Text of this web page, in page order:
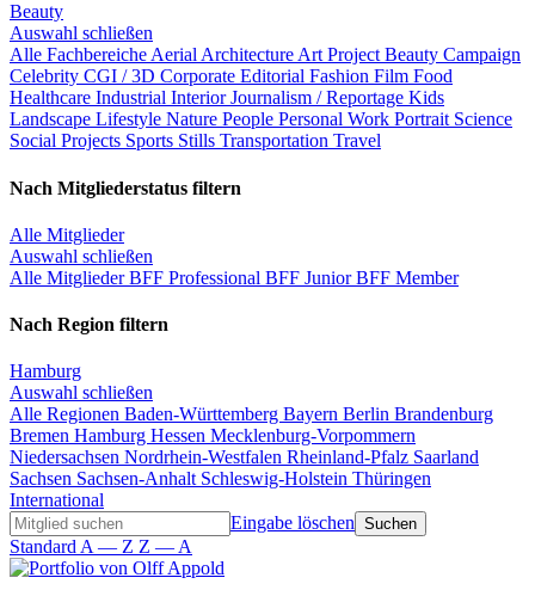
Beauty
Auswahl schließen
Alle Fachbereiche Aerial Architecture Art Project Beauty Campaign
Celebrity CGI / 3D Corporate Editorial Fashion Film Food
Healthcare Industrial InteriorJournalism / Reportage Kids
Landscape Lifestyle Nature People Personal Work Portrait Science
Social Projects Sports Stills Transportation Travel
Nach Mitgliederstatus filtern
Alle Mitglieder
Auswahl schließen
Alle MitgliederBFF Professional BFF JuniorBFF Member
Nach Region filtern
Hamburg
Auswahl schließen
Alle Regionen Baden-Württemberg Bayern Berlin Brandenburg
Bremen Hamburg Hessen Mecklenburg-Vorpommern
Niedersachsen Nordrhein-Westfalen Rheinland-Pfalz Saarland
Sachsen Sachsen-Anhalt Schleswig-Holstein Thüringen
International
Eingabe löschen
Standard A — Z Z — A